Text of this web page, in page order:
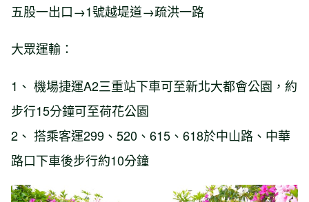
五股一出口→1號越堤道→疏洪一路
大眾運輸：
1、 機場捷運A2三重站下車可至新北大都會公園，約
步行15分鐘可至荷花公園
2、 搭乘客運299、520、615、618於中山路、中華
路口下車後步行約10分鐘